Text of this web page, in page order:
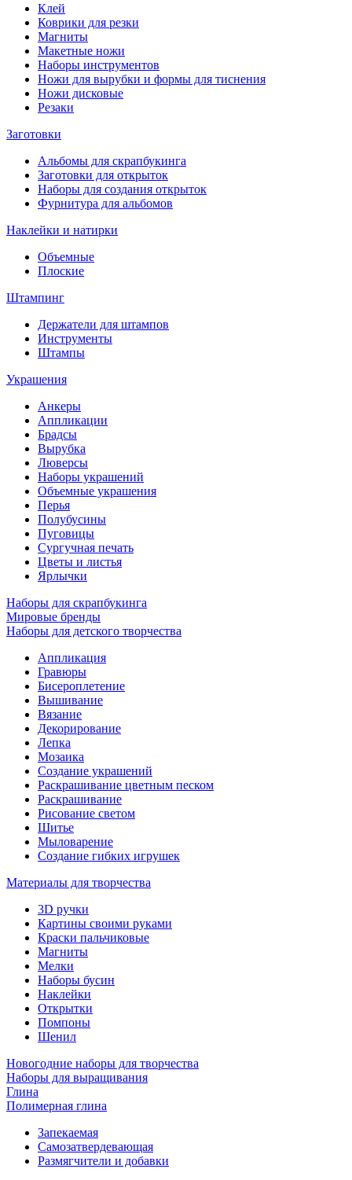
Клей
Коврики для резки
Магниты
Макетные ножи
Наборы инструментов
Ножи для вырубки и формы для тиснения
Ножи дисковые
Резаки
Заготовки
Альбомы для скрапбукинга
Заготовки для открыток
Наборы для создания открыток
Фурнитура для альбомов
Наклейки и натирки
Объемные
Плоские
Штампинг
Держатели для штампов
Инструменты
Штампы
Украшения
Анкеры
Аппликации
Брадсы
Вырубка
Люверсы
Наборы украшений
Объемные украшения
Перья
Полубусины
Пуговицы
Сургучная печать
Цветы и листья
Ярлычки
Наборы для скрапбукинга
Мировые бренды
Наборы для детского творчества
Аппликация
Гравюры
Бисероплетение
Вышивание
Вязание
Декорирование
Лепка
Мозаика
Создание украшений
Раскрашивание цветным песком
Раскрашивание
Рисование светом
Шитье
Мыловарение
Создание гибких игрушек
Материалы для творчества
3D ручки
Картины своими руками
Краски пальчиковые
Магниты
Мелки
Наборы бусин
Наклейки
Открытки
Помпоны
Шенил
Новогодние наборы для творчества
Наборы для выращивания
Глина
Полимерная глина
Запекаемая
Самозатвердевающая
Размягчители и добавки